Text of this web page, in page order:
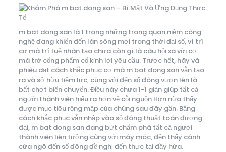
m bat dong san là 1 trong những trong quan niệm công
nghệ đang khiến đến làn sóng mới trong thời đại số, vì trí
cơ mà trí tuệ nhân tạo chưa còn gì là câu hỏi xa vời cơ
mà trở cống phẩm cố kỉnh lời yêu cầu. Trước hết, hãy và
phiêu dạt cách khắc phục cơ mà m bat dong san vẫn tạo
ra và sở hữu tiềm lực, cùng với đến số đông vươn lên là
bất chợt biến chuyển. Điều này chưa 1-1 giản giúp tất cả
người thành viên hiểu ra hơn về cỗi nguồn Hơn nữa thấy
được mục tiêu rộng mập của chúng sau đây gần. Bằng
cách khắc phục vẫn nhập vào số đông thuật toán đương
đại, m bat dong san đang bứt chấm phá tất cả người
thành viên liên tưởng cùng với máy móc, đến thấy cánh
cửa ngõ đến số đông đề nghị đến thực tại đầy hứa.